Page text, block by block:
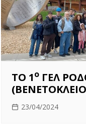
ΤΟ 1ο ΓΕΛ
23/04/2024